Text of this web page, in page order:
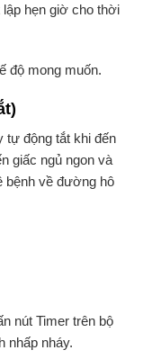
lập hẹn giờ cho thời
độ mong muốn.
tự động tắt khi đến
giấc ngủ ngon và
bệnh về đường hô
nút Timer trên bộ
nhấp nháy.